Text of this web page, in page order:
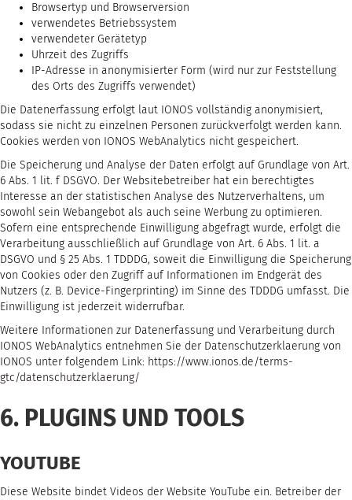
Browsertyp und Browserversion
verwendetes Betriebssystem
verwendeter Gerätetyp
Uhrzeit des Zugriffs
IP-Adresse in anonymisierter Form (wird nur zur Feststellung
des Orts des Zugriffs verwendet)
Die Datenerfassung erfolgt laut IONOS vollständig anonymisiert,
sodass sie nicht zu einzelnen Personen zurückverfolgt werden kann.
Cookies werden von IONOS WebAnalytics nicht gespeichert.
Die Speicherung und Analyse der Daten erfolgt auf Grundlage von Art.
6 Abs. 1 lit. f DSGVO. Der Websitebetreiber hat ein berechtigtes
Interesse an der statistischen Analyse des Nutzerverhaltens, um
sowohl sein Webangebot als auch seine Werbung zu optimieren.
Sofern eine entsprechende Einwilligung abgefragt wurde, erfolgt die
Verarbeitung ausschließlich auf Grundlage von Art. 6 Abs. 1 lit. a
DSGVO und § 25 Abs. 1 TDDDG, soweit die Einwilligung die Speicherung
von Cookies oder den Zugriff auf Informationen im Endgerät des
Nutzers (z. B. Device-Fingerprinting) im Sinne des TDDDG umfasst. Die
Einwilligung ist jederzeit widerrufbar.
Weitere Informationen zur Datenerfassung und Verarbeitung durch
IONOS WebAnalytics entnehmen Sie der Datenschutzerklaerung von
IONOS unter folgendem Link: https://www.ionos.de/terms-
gtc/datenschutzerklaerung/
6. PLUGINS UND TOOLS
YOUTUBE
Diese Website bindet Videos der Website YouTube ein. Betreiber der